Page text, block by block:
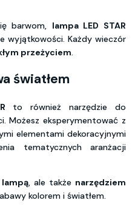
barwom, lampa LED STAR
wyjątkowości. Każdy wieczór
przeżyciem.
światłem
to również narzędzie do
Możesz eksperymentować z
elementami dekoracyjnymi
tematycznych aranżacji
lampą, ale także narzędziem
kolorem i światłem.